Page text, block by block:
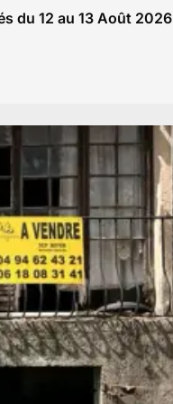
du 12 au 13 Août 2026